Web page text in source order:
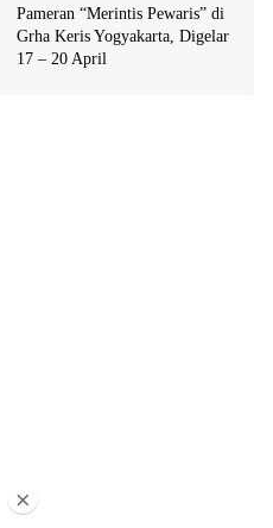
Pameran “Merintis Pewaris” di
Grha Keris Yogyakarta, Digelar
17 – 20 April
×